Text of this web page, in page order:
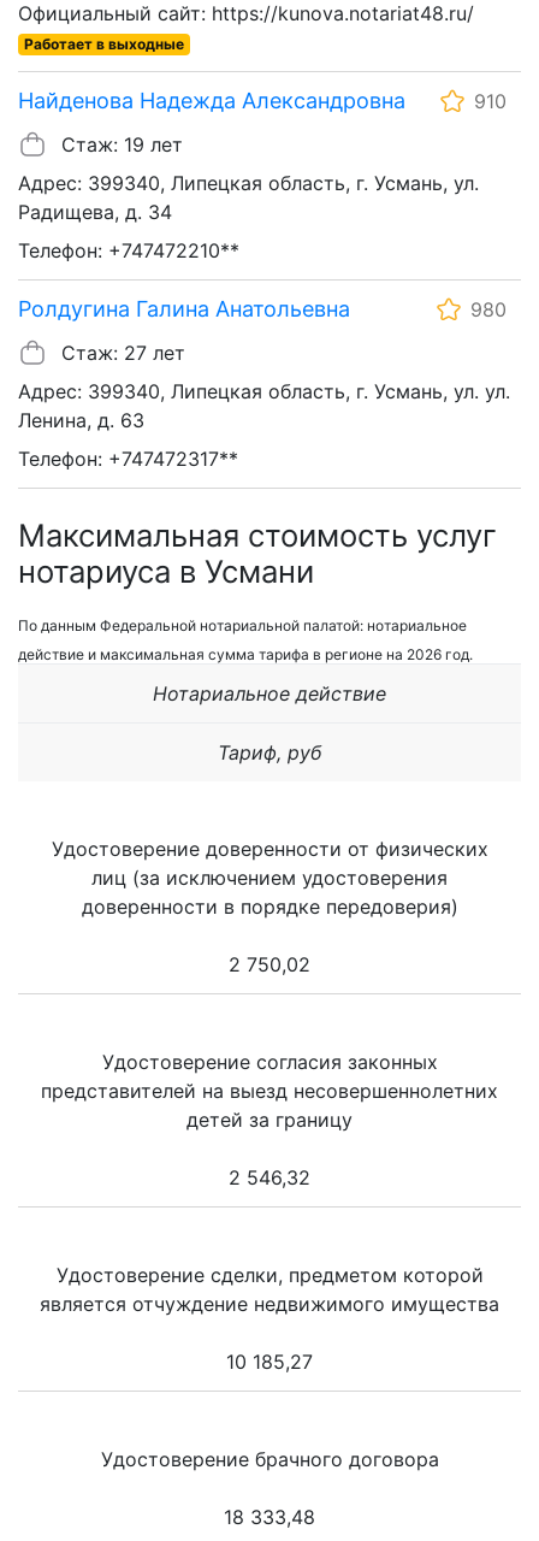
Официальный сайт: https://kunova.notariat48.ru/
Работает в выходные
Найденова Надежда Александровна
910
Стаж: 19 лет
Адрес: 399340, Липецкая область, г. Усмань, ул.
Радищева, д. 34
Телефон: +747472210**
Ролдугина Галина Анатольевна
980
Стаж: 27 лет
Адрес: 399340, Липецкая область, г. Усмань, ул. ул.
Ленина, д. 63
Телефон: +747472317**
Максимальная стоимость услуг
нотариуса в Усмани
По данным Федеральной нотариальной палатой: нотариальное
действие и максимальная сумма тарифа в регионе на 2026 год.
Нотариальное действие
Тариф, руб
Удостоверение доверенности от физических
лиц (за исключением удостоверения
доверенности в порядке передоверия)
2 750,02
Удостоверение согласия законных
представителей на выезд несовершеннолетних
детей за границу
2 546,32
Удостоверение сделки, предметом которой
является отчуждение недвижимого имущества
10 185,27
Удостоверение брачного договора
18 333,48